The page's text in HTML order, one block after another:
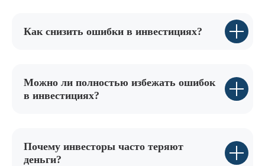
Как снизить ошибки в инвестициях?
Можно ли полностью избежать ошибок
в инвестициях?
Почему инвесторы часто теряют
деньги?